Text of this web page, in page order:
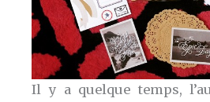
Il y a quelque temps,